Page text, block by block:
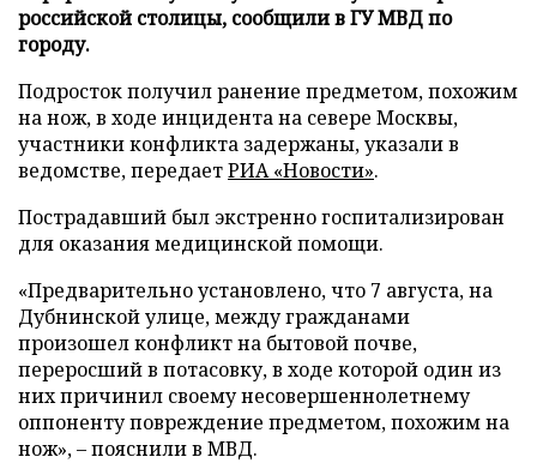
российской столицы, сообщили в ГУ МВД по
городу.
Подросток получил ранение предметом, похожим
на нож, в ходе инцидента на севере Москвы,
участники конфликта задержаны, указали в
ведомстве, передаетРИА «Новости».
Пострадавший был экстренно госпитализирован
для оказания медицинской помощи.
«Предварительно установлено, что 7 августа, на
Дубнинской улице, между гражданами
произошел конфликт на бытовой почве,
переросший в потасовку, в ходе которой один из
них причинил своему несовершеннолетнему
оппоненту повреждение предметом, похожим на
нож», – пояснили в МВД.